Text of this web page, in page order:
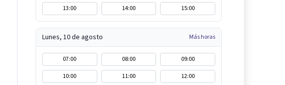
13:00
14:00 15:00
Lunes, 10 de agosto Más horas
07:00 08:00
09:00
10:00
11:00 12:00